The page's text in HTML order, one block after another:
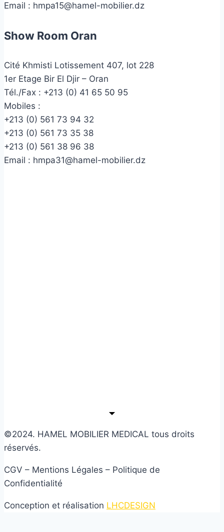
Email : hmpa15@hamel-mobilier.dz
Show Room Oran
Cité Khmisti Lotissement 407, lot 228
1er Etage Bir El Djir – Oran
Tél./Fax : +213 (0) 41 65 50 95
Mobiles :
+213 (0) 561 73 94 32
+213 (0) 561 73 35 38
+213 (0) 561 38 96 38
Email : hmpa31@hamel-mobilier.dz
©2024. HAMEL MOBILIER MEDICAL tous droits
réservés.
CGV – Mentions Légales – Politique de
Confidentialité
Conception et réalisation LHCDESIGN